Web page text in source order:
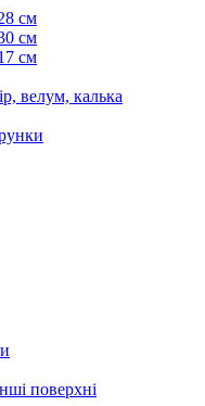
см
см
см
велум, калька
поверхні